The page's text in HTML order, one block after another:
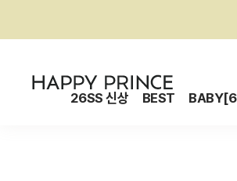
26SS 신상 BEST